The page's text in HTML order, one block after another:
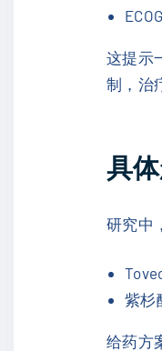
这提示
制，治
具
研究中
紫杉
给药方